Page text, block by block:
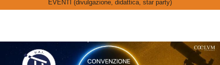
EVENTI (divulgazione, didattica, star party)